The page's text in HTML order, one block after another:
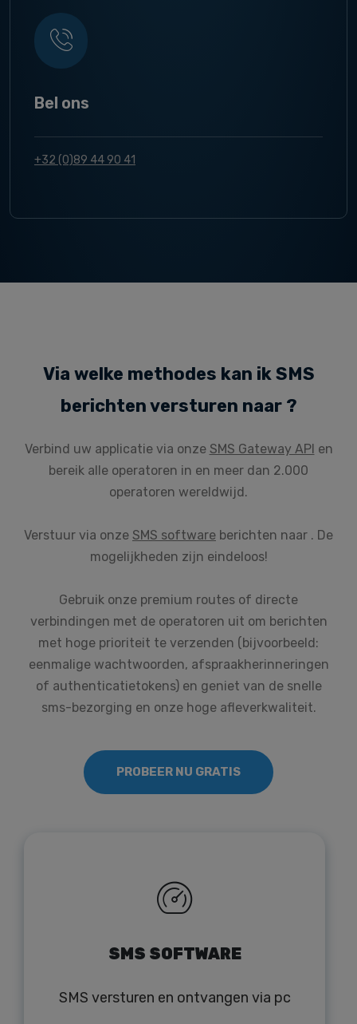
Bel ons
+32 (0)89 44 90 41
Via welke methodes kan ik SMS
berichten versturen naar ?
Verbind uw applicatie via onze SMS Gateway API en
bereik alle operatoren in en meer dan 2.000
operatoren wereldwijd.
Verstuur via onze SMS software berichten naar . De
mogelijkheden zijn eindeloos!
Gebruik onze premium routes of directe
verbindingen met de operatoren uit om berichten
met hoge prioriteit te verzenden (bijvoorbeeld:
eenmalige wachtwoorden, afspraakherinneringen
of authenticatietokens) en geniet van de snelle
sms-bezorging en onze hoge afleverkwaliteit.
PROBEER NU GRATIS
SMS SOFTWARE
SMS versturen en ontvangen via pc